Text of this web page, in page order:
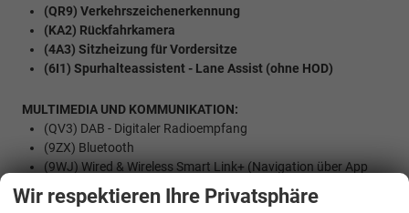
(QR9) Verkehrszeichenerkennung
(KA2) Rückfahrkamera
(4A3) Sitzheizung für Vordersitze
(6I1) Spurhalteassistent - Lane Assist (ohne HOD)
MULTIMEDIA UND KOMMUNIKATION:
(QV3) DAB - Digitaler Radioempfang
(9ZX) Bluetooth
(9WJ) Wired & Wireless Smart Link+ (Navigation über App
Connect möglich (kompatibles Smartphone erforderlich))
Wir respektieren Ihre Privatsphäre